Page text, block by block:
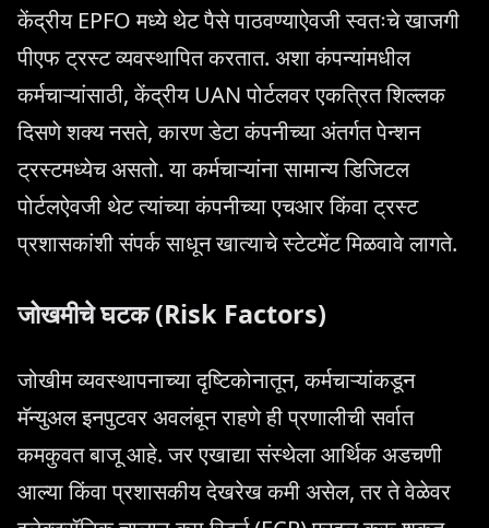
केंद्रीय EPFO मध्ये थेट पैसे पाठवण्याऐवजी स्वतःचे खाजगी
पीएफ ट्रस्ट व्यवस्थापित करतात. अशा कंपन्यांमधील
कर्मचाऱ्यांसाठी, केंद्रीय UAN पोर्टलवर एकत्रित शिल्लक
दिसणे शक्य नसते, कारण डेटा कंपनीच्या अंतर्गत पेन्शन
ट्रस्टमध्येच असतो. या कर्मचाऱ्यांना सामान्य डिजिटल
पोर्टलऐवजी थेट त्यांच्या कंपनीच्या एचआर किंवा ट्रस्ट
प्रशासकांशी संपर्क साधून खात्याचे स्टेटमेंट मिळवावे लागते.
जोखमीचे घटक (Risk Factors)
जोखीम व्यवस्थापनाच्या दृष्टिकोनातून, कर्मचाऱ्यांकडून
मॅन्युअल इनपुटवर अवलंबून राहणे ही प्रणालीची सर्वात
कमकुवत बाजू आहे. जर एखाद्या संस्थेला आर्थिक अडचणी
आल्या किंवा प्रशासकीय देखरेख कमी असेल, तर ते वेळेवर